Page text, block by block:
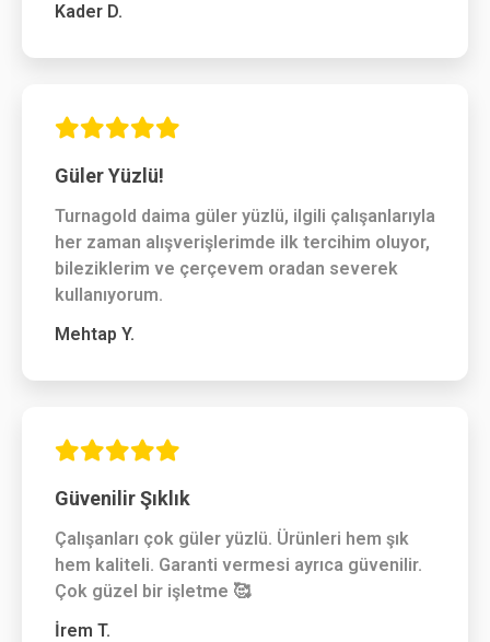
Kader D.
Güler Yüzlü!
Turnagold daima güler yüzlü, ilgili çalışanlarıyla
her zaman alışverişlerimde ilk tercihim oluyor,
bileziklerim ve çerçevem oradan severek
kullanıyorum.
Mehtap Y.
Güvenilir Şıklık
Çalışanları çok güler yüzlü. Ürünleri hem şık
hem kaliteli. Garanti vermesi ayrıca güvenilir.
Çok güzel bir işletme 🥰
İrem T.